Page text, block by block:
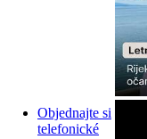
Objednajte si
telefonické